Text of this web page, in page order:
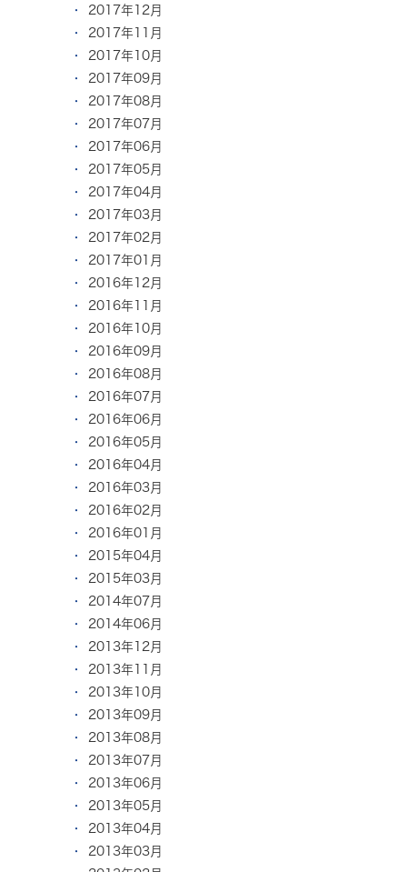
2017年12月
2017年11月
2017年10月
2017年09月
2017年08月
2017年07月
2017年06月
2017年05月
2017年04月
2017年03月
2017年02月
2017年01月
2016年12月
2016年11月
2016年10月
2016年09月
2016年08月
2016年07月
2016年06月
2016年05月
2016年04月
2016年03月
2016年02月
2016年01月
2015年04月
2015年03月
2014年07月
2014年06月
2013年12月
2013年11月
2013年10月
2013年09月
2013年08月
2013年07月
2013年06月
2013年05月
2013年04月
2013年03月